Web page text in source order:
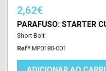
2,62€
PARAFUSO: STARTER
Short Bolt
Refª MP0180-001